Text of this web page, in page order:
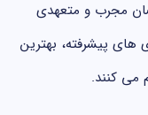
مجرب و متعهدی
های پیشرفته، بهترین
می کنند.